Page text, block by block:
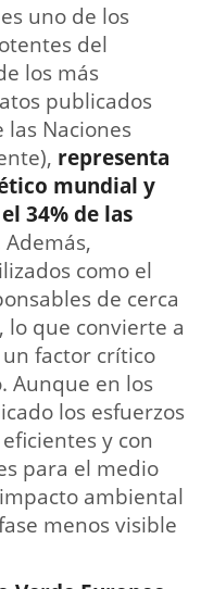
uno de los
del
los más
publicados
las Naciones
representa
mundial y
34% de las
Además,
como el
de cerca
lo que convierte a
factor crítico
Aunque en los
los esfuerzos
y con
para el medio
ambiental
menos visible